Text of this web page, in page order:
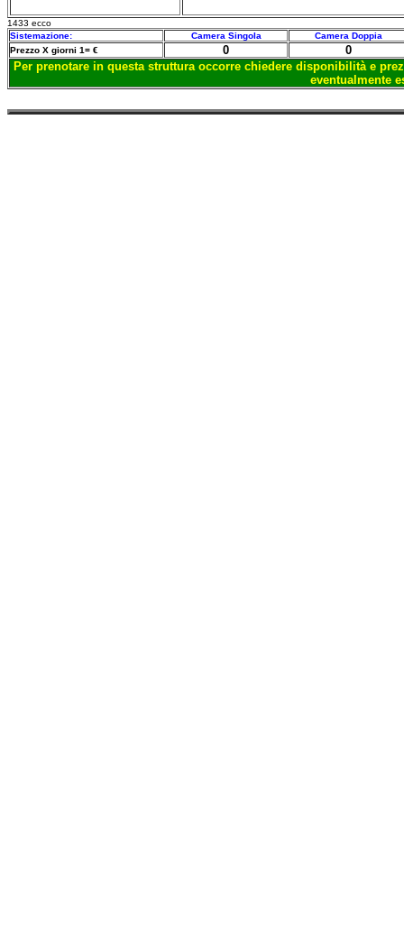
1433 ecco
Sistemazione:
Camera Singola
Camera Doppia
Prezzo X giorni 1= €
0
0
Per prenotare in questa struttura occorre chiedere disponibilità e
eventualmente